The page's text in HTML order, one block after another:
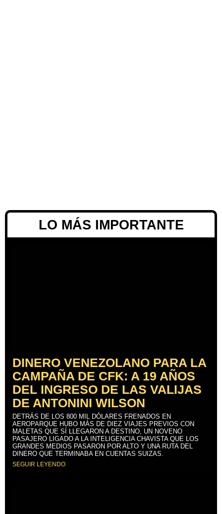
LO MÁS IMPORTANTE
DINERO VENEZOLANO PARA LA
CAMPAÑA DE CFK: A 19 AÑOS
DEL INGRESO DE LAS VALIJAS
DE ANTONINI WILSON
DETRÁS DE LOS 800 MIL DÓLARES FRENADOS EN
AEROPARQUE HUBO MÁS DE DIEZ VIAJES PREVIOS CON
MALETAS QUE SÍ LLEGARON A DESTINO, UN NOVENO
PASAJERO LIGADO A LA INTELIGENCIA CHAVISTA QUE LOS
GRANDES MEDIOS PASARON POR ALTO Y UNA RUTA DEL
DINERO QUE TERMINABA EN CUENTAS SUIZAS.
SEGUIR LEYENDO